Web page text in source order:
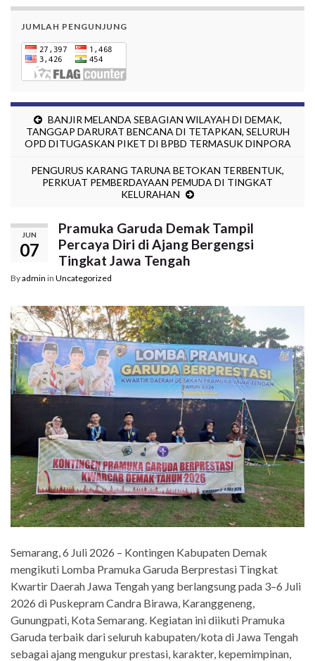
JUMLAH PENGUNJUNG
BANJIR MELANDA SEBAGIAN WILAYAH DI DEMAK,
TANGGAP DARURAT BENCANA DI TETAPKAN, SELURUH
OPD DITUGASKAN PIKET DI BPBD TERMASUK DINPORA
PENGURUS KARANG TARUNA BETOKAN TERBENTUK,
PERKUAT PEMBERDAYAAN PEMUDA DI TINGKAT
KELURAHAN
JUN
07
Pramuka Garuda Demak Tampil
Percaya Diri di Ajang Bergengsi
Tingkat Jawa Tengah
Byadmin in Uncategorized
Semarang, 6 Juli 2026 – Kontingen Kabupaten Demak
mengikuti Lomba Pramuka Garuda Berprestasi Tingkat
Kwartir Daerah Jawa Tengah yang berlangsung pada 3–6 Juli
2026 di Puskepram Candra Birawa, Karanggeneng,
Gunungpati, Kota Semarang. Kegiatan ini diikuti Pramuka
Garuda terbaik dari seluruh kabupaten/kota di Jawa Tengah
sebagai ajang mengukur prestasi, karakter, kepemimpinan,